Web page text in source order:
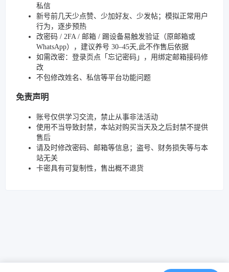
私信
新号前几天少点赞、少加好友、少发帖；模拟正常用户
行为，逐步预热
改密码 / 2FA / 邮箱 / 踢设备易触发验证（原邮箱或
WhatsApp），建议养号 30–45天,此不作售后依据
如需改密：登录页点「忘记密码」，用绑定邮箱接码修
改
不包修改姓名、私信等平台功能问题
免责声明
账号仅供学习交流，禁止从事非法活动
使用不当导致封禁，本站对购买当天及之后封禁不提供
售后
请及时修改密码、邮箱等信息；盗号、财务损失等与本
站无关
卡密具有可复制性，售出概不退货